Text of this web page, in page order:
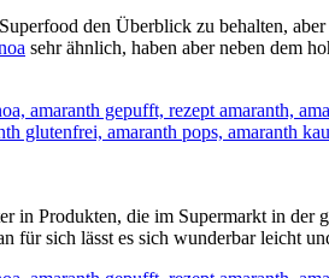
den Überblick zu behalten,
sehr ähnlich, haben aber neben dem
in Produkten, die im Supermarkt in
für sich lässt es sich wunderbar leicht